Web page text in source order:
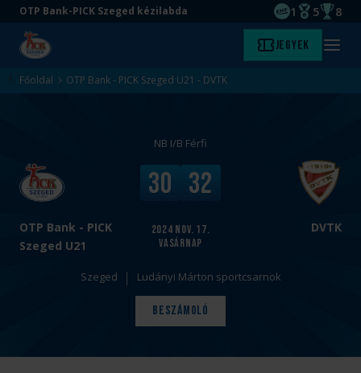
Ugrás
tartalomra
Ugrás
aljára
OTP Bank-PICK Szeged kézilabda
EHF
1
Magyar
5 8
Kezdőlap Jegyek Menü
Főoldal OTP Bank - PICK Szeged U21 - DVTK
NB I/B Férfi
OTP Bank - PICK
Szeged U21
v
s
.
DVTK
2024 nov. 17.
vasárnap
V
é
e
r
e
d
m
é
n
30 32
Szeged Ludányi Márton sportcsarnok
Beszámoló